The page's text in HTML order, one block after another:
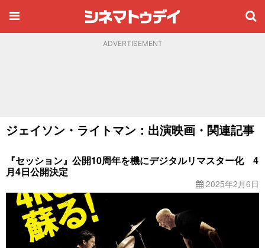
ADVERTISEMENT
ジェイソン・ライトマン：出演映画・関連記事
『セッション』公開10周年を機にデジタルリマスター化 4
月4日公開決定
2025年2月6日